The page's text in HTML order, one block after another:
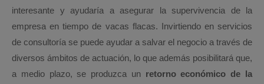
interesante y ayudaría a asegurar la supervivencia de la
empresa en tiempo de vacas flacas. Invirtiendo en servicios
de consultoría se puede ayudar a salvar el negocio a través de
diversos ámbitos de actuación, lo que además posibilitará que,
a medio plazo, se produzca un retorno económico de la